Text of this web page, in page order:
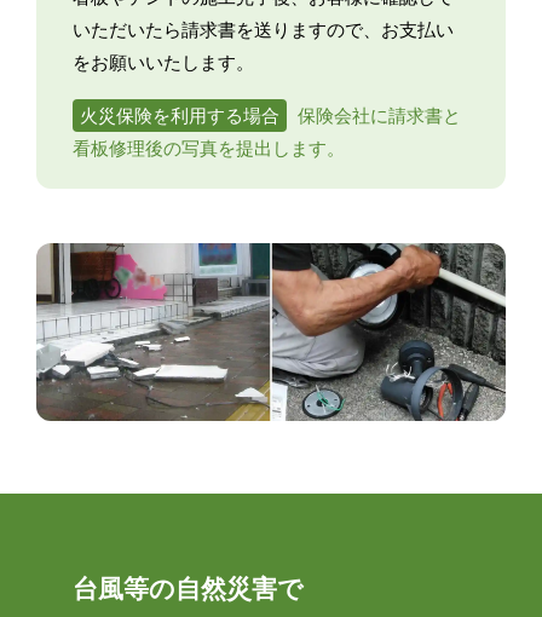
いただいたら請求書を送りますので、お支払い
をお願いいたします。
火災保険を利用する場合
保険会社に請求書と
看板修理後の写真を提出します。
台風等の自然災害で